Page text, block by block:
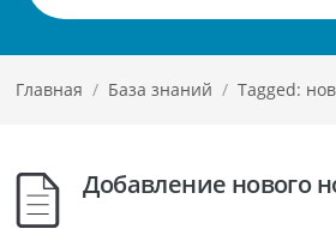
Главная / База знаний / Tagged:
Добавление нового